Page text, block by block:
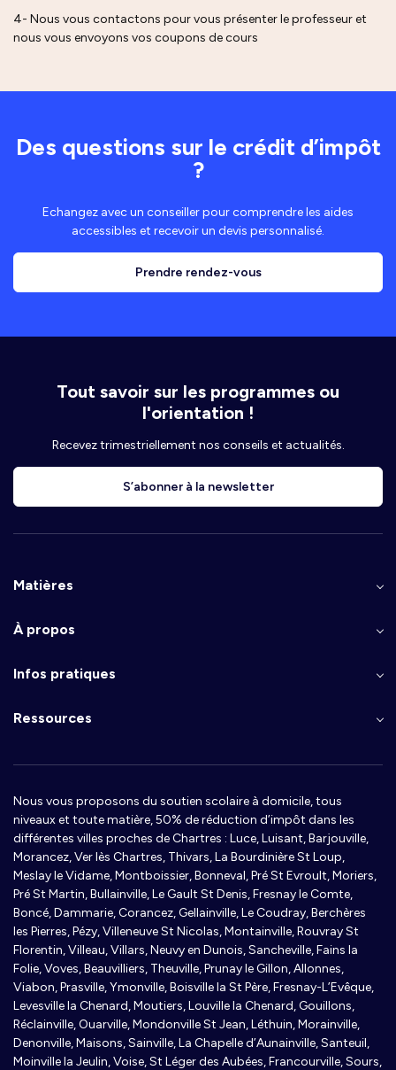
4- Nous vous contactons pour vous présenter le professeur et
nous vous envoyons vos coupons de cours
Des questions sur le crédit d’impôt
?
Echangez avec un conseiller pour comprendre les aides
accessibles et recevoir un devis personnalisé.
Prendre rendez-vous
Tout savoir sur les programmes ou
l'orientation !
Recevez trimestriellement nos conseils et actualités.
S’abonner à la newsletter
Matières
À propos
Infos pratiques
Ressources
Nous vous proposons du soutien scolaire à domicile, tous
niveaux et toute matière, 50% de réduction d’impôt dans les
différentes villes proches de Chartres : Luce, Luisant, Barjouville,
Morancez, Ver lès Chartres, Thivars, La Bourdinière St Loup,
Meslay le Vidame, Montboissier, Bonneval, Pré St Evroult, Moriers,
Pré St Martin, Bullainville, Le Gault St Denis, Fresnay le Comte,
Boncé, Dammarie, Corancez, Gellainville, Le Coudray, Berchères
les Pierres, Pézy, Villeneuve St Nicolas, Montainville, Rouvray St
Florentin, Villeau, Villars, Neuvy en Dunois, Sancheville, Fains la
Folie, Voves, Beauvilliers, Theuville, Prunay le Gillon, Allonnes,
Viabon, Prasville, Ymonville, Boisville la St Père, Fresnay-L’Evêque,
Levesville la Chenard, Moutiers, Louville la Chenard, Gouillons,
Réclainville, Ouarville, Mondonville St Jean, Léthuin, Morainville,
Denonville, Maisons, Sainville, La Chapelle d’Aunainville, Santeuil,
Moinville la Jeulin, Voise, St Léger des Aubées, Francourville, Sours,